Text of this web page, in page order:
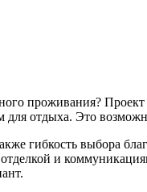
проживания?
отдыха. Это
гибкость выбора
и